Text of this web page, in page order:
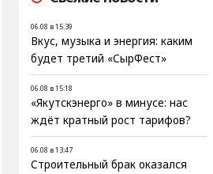
06.08 в 15:39
Вкус, музыка и энергия: каким
будет третий «СырФест»
06.08 в 15:18
«Якутскэнерго» в минусе: нас
ждёт кратный рост тарифов?
06.08 в 13:47
Строительный брак оказался